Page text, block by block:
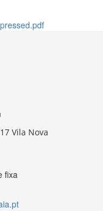
Vila Nova
fixa